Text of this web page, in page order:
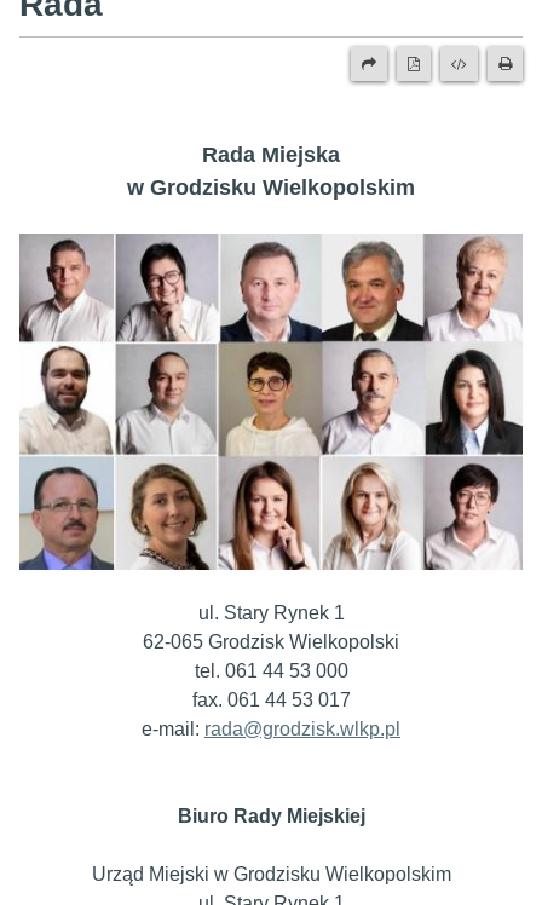
Rada Miejska
w Grodzisku Wielkopolskim
ul. Stary Rynek 1
62-065 Grodzisk Wielkopolski
tel. 061 44 53 000
fax. 061 44 53 017
e-mail: rada@grodzisk.wlkp.pl
Biuro Rady Miejskiej
Urząd Miejski w Grodzisku Wielkopolskim